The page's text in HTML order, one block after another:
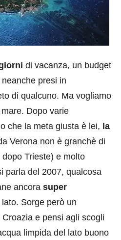
di vacanza, un budget
presi in
di qualcuno. Ma vogliamo
Dopo varie
che la meta giusta è lei, la
Verona non è granchè di
Trieste) e molto
parla del 2007, qualcosa
ancora super
Sorge però un
e pensi agli scogli
limpida del lato buono